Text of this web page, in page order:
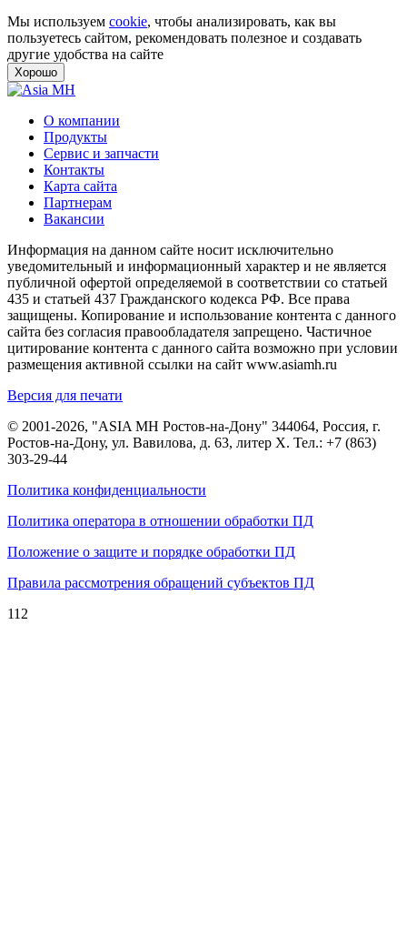
Мы используем cookie, чтобы анализировать, как вы
пользуетесь сайтом, рекомендовать полезное и создавать
другие удобства на сайте
Хорошо
О компании
Продукты
Сервис и запчасти
Контакты
Карта сайта
Партнерам
Вакансии
Информация на данном сайте носит исключительно
уведомительный и информационный характер и не является
публичной офертой определяемой в соответствии со статьей
435 и статьей 437 Гражданского кодекса РФ. Все права
защищены. Копирование и использование контента с данного
сайта без согласия правообладателя запрещено. Частичное
цитирование контента с данного сайта возможно при условии
размещения активной ссылки на сайт www.asiamh.ru
Версия для печати
© 2001-2026, "ASIA MH Ростов-на-Дону" 344064, Россия, г.
Ростов-на-Дону, ул. Вавилова, д. 63, литер Х. Тел.: +7 (863)
303-29-44
Политика конфиденциальности
Политика оператора в отношении обработки ПД
Положение о защите и порядке обработки ПД
Правила рассмотрения обращений субъектов ПД
112